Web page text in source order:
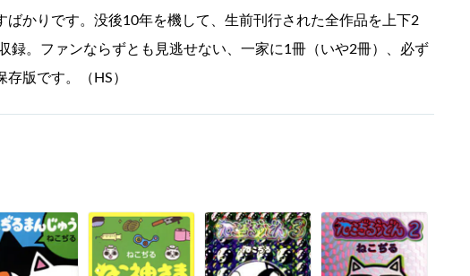
ばかりです。没後10年を機して、生前刊行された全作品を上下2
録。ファンならずとも見逃せない、一家に1冊（いや2冊）、必ず
版です。（HS）